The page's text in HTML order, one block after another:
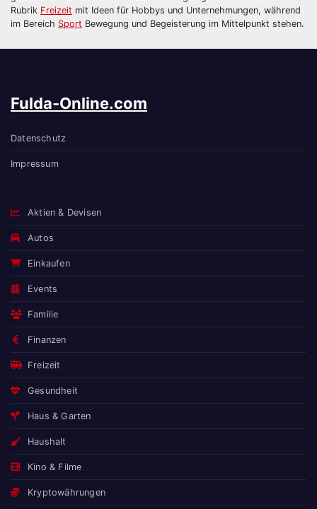
Rubrik Freizeit mit Ideen für Hobbys und Unternehmungen, während
im Bereich Sport Bewegung und Begeisterung im Mittelpunkt stehen.
Fulda-Online.com
Datenschutz
Impressum
Aktien & Devisen
Autos
Einkaufen
Events
Familie
Finanzen
Freizeit
Gesundheit
Haus & Garten
Haushalt
Kino & Filme
Kryptowährungen